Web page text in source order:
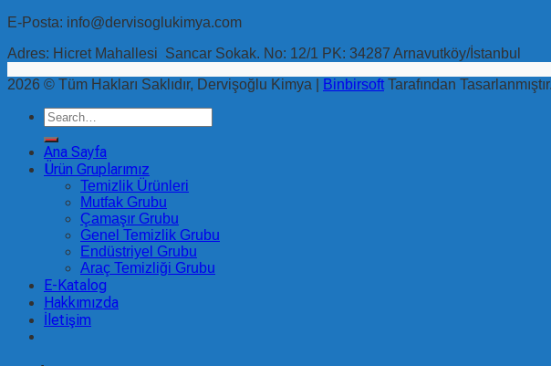
E-Posta: info@dervisoglukimya.com
Adres: Hicret Mahallesi Sancar Sokak. No: 12/1 PK: 34287 Arnavutköy/İstanbul
2026 © Tüm Hakları Saklıdır, Dervişoğlu Kimya |
Binbirsoft Tarafından Tasarlanmıştır.
Search
for:
Ana Sayfa
Ürün Gruplarımız
Temizlik Ürünleri
Mutfak Grubu
Çamaşır Grubu
Genel Temizlik Grubu
Endüstriyel Grubu
Araç Temizliği Grubu
E-Katalog
Hakkımızda
İletişim